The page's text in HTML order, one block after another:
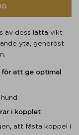
av dess lätta vikt
yta, generöst
för att ge optimal
i kopplet
, att fästa koppel i